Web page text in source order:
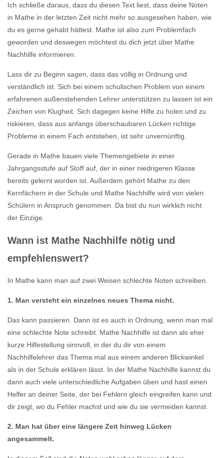
Ich schließe daraus, dass du diesen Text liest, dass deine Noten
in Mathe in der letzten Zeit nicht mehr so ausgesehen haben, wie
du es gerne gehabt hättest. Mathe ist also zum Problemfach
geworden und deswegen möchtest du dich jetzt über Mathe
Nachhilfe informieren.
Lass dir zu Beginn sagen, dass das völlig in Ordnung und
verständlich ist. Sich bei einem schulischen Problem von einem
erfahrenen außenstehenden Lehrer unterstützen zu lassen ist ein
Zeichen von Klugheit. Sich dagegen keine Hilfe zu holen und zu
riskieren, dass aus anfangs überschaubaren Lücken richtige
Probleme in einem Fach entstehen, ist sehr unvernünftig.
Gerade in Mathe bauen viele Themengebiete in einer
Jahrgangsstufe auf Stoff auf, der in einer niedrigeren Klasse
bereits gelernt worden ist. Außerdem gehört Mathe zu den
Kernfächern in der Schule und Mathe Nachhilfe wird von vielen
Schülern in Anspruch genommen. Da bist du nun wirklich nicht
der Einzige.
Wann ist Mathe Nachhilfe nötig und
empfehlenswert?
In Mathe kann man auf zwei Weisen schlechte Noten schreiben.
1. Man versteht ein einzelnes neues Thema nicht.
Das kann passieren. Dann ist es auch in Ordnung, wenn man mal
eine schlechte Note schreibt. Mathe Nachhilfe ist dann als eher
kurze Hilfestellung sinnvoll, in der du dir von einem
Nachhilfelehrer das Thema mal aus einem anderen Blickwinkel
als in der Schule erklären lässt. In der Mathe Nachhilfe kannst du
dann auch viele unterschiedliche Aufgaben üben und hast einen
Helfer an deiner Seite, der bei Fehlern gleich eingreifen kann und
dir zeigt, wo du Fehler machst und wie du sie vermeiden kannst.
2. Man hat über eine längere Zeit hinweg Lücken
angesammelt.